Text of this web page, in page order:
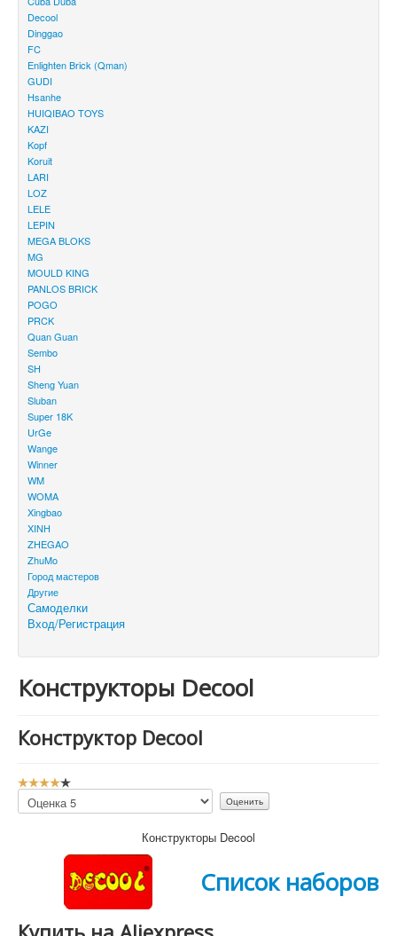
Decool
Dinggao
FC
Enlighten Brick (Qman)
GUDI
Hsanhe
HUIQIBAO TOYS
KAZI
Kopf
Koruit
LARI
LOZ
LELE
LEPIN
MEGA BLOKS
MG
MOULD KING
PANLOS BRICK
POGO
PRCK
Quan Guan
Sembo
SH
Sheng Yuan
Sluban
Super 18K
UrGe
Wange
Winner
WM
WOMA
Xingbao
XINH
ZHEGAO
ZhuMo
Город мастеров
Другие
Самоделки
Вход/Регистрация
Конструкторы Decool
Конструктор Decool
Р
е
й
4
Пожалуйста,
оцените
Конструкторы Decool
Список наборов